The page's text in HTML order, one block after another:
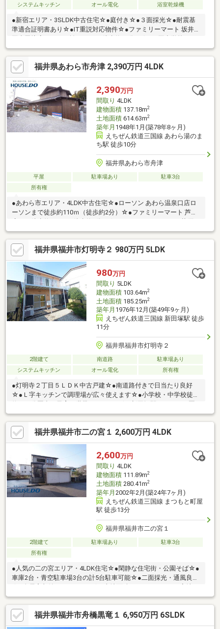
システムキッチン
オール電化 浴室乾燥機
●新宿エリア・3SLDK中古住宅☆●庭付き☆●３面採光☆●耐震基
準適合証明書あり☆●IT重説対応物件☆●ファミリーマート 坂井三
の距離1700ｍ（徒歩約22分）☆●雄島小学校までの距離1900ｍ
（徒歩約24分）☆●坂井市立三国病院までの距離1900ｍ（徒歩約
24分）☆●ローソン 三国覚善店までの距離2000ｍ（徒歩約25分）
☆●ハニー食彩館 みくに店までの距離2100ｍ（徒歩約27分）☆●
ゲンキー覚善店までの距離2200ｍ（徒歩約28分）☆●みくにショ
ッピングワールド・イーザまでの距離2200ｍ（徒歩約28分…
福井県あわら市舟津 2,390万円 4LDK
2,390万円
間取り 4LDK
建物面積137.18m2
土地面積614.63m2
築年月 1948年1月(築78年8ヶ月)
えちぜん鉄道三国線 あわら湯のま
ち駅 徒歩10分
福井県あわら市舟津
平屋 駐車場あり
駐車3台
所有権
●あわら市エリア・4LDK中古住宅☆●ローソン あわら温泉口店ロ
ーソンまで徒歩約110ｍ（徒歩約2分）☆●ファミリーマート 芦原
店まで徒歩約240ｍ（徒歩約3分）☆●ハニーBigBellyMarket芦原ま
で徒歩約450ｍ（徒歩約6分）☆●ローソン あわら舟津店まで徒歩
約450ｍ（徒歩約6分）☆●芦原中学校まで徒歩約500ｍ（徒歩約7
分）☆●クスリのアオキ 芦原店まで徒歩約600ｍ（徒歩約8分）
☆●ファミリーマート あわら舟津店まで徒歩約600ｍ（徒歩約8
分）☆●ゲンキー舟津店まで徒歩約750ｍ（徒歩約10分）☆●芦原
小学校まで徒歩約850ｍ（徒歩約11分）☆●コメリハー…
福井県福井市灯明寺２ 980万円 5LDK
980万円
間取り 5LDK
建物面積103.64m2
土地面積185.25m2
築年月 1976年12月(築49年9ヶ月)
えちぜん鉄道三国線 新田塚駅 徒歩
11分
福井県福井市灯明寺２
2階建て 南道路
駐車場あり
システムキッチン
オール電化 所有権
●灯明寺２丁目５ＬＤＫ中古戸建☆●南道路付きで日当たり良好
☆●Ｌ字キッチンで調理場が広々使えます☆●小学校・中学校徒歩
内でお出掛けに好立地☆
福井県福井市二の宮１ 2,600万円 4LDK
2,600万円
間取り 4LDK
建物面積111.89m2
土地面積280.41m2
築年月 2002年2月(築24年7ヶ月)
えちぜん鉄道三国線 まつもと町屋
駅 徒歩13分
福井県福井市二の宮１
2階建て 駐車場あり
駐車3台
所有権
●人気の二の宮エリア・4LDK住宅☆●閑静な住宅街・公園そば☆●
車庫2台・青空駐車場3台の計5台駐車可能☆●二面採光・通風良好
☆●全居室収納スペースあり☆※土地面積280.41㎡のうち、宅地
140.41㎡ 畑140㎡(現況一部駐車場)の計2筆一生に一度になるか
もしれないお買い物です！よりよい選択のために、たくさんの物
件をご内覧・比較することが大切です！プロの視点も交えながら
一緒に考えていきましょう。お家探しは地元密着の【ハウスドゥ
福井県福井市舟橋黒竜１ 6,950万円 6SLDK